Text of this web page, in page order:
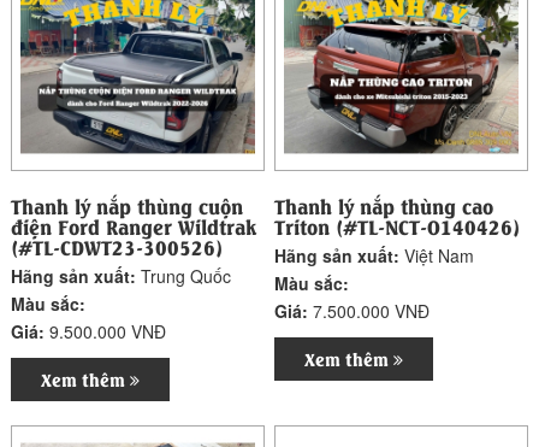
Thanh lý nắp thùng cuộn
điện Ford Ranger Wildtrak
(#TL-CDWT23-300526)
Hãng sản xuất:Trung Quốc
Màu sắc:
Giá:9.500.000 VNĐ
Xem thêm
Thanh lý nắp thùng cao
Triton (#TL-NCT-O140426)
Hãng sản xuất:Việt Nam
Màu sắc:
Giá:7.500.000 VNĐ
Xem thêm